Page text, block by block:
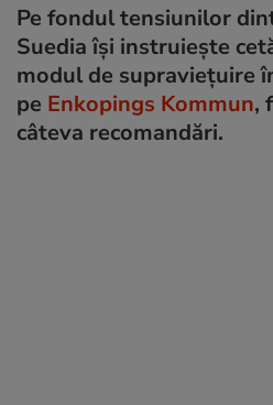
Pe fondul tensiunilor
Suedia își instruiește
modul de supraviețuire
pe Enkopings Kommun,
câteva recomandări.